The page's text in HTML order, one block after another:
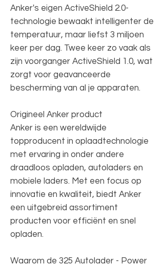
Anker's eigen ActiveShield 2.0-
technologie bewaakt intelligenter de
temperatuur, maar liefst 3 miljoen
keer per dag. Twee keer zo vaak als
zijn voorganger ActiveShield 1.0, wat
zorgt voor geavanceerde
bescherming van al je apparaten.
Origineel Anker product
Anker is een wereldwijde
topproducent in oplaadtechnologie
met ervaring in onder andere
draadloos opladen, autoladers en
mobiele laders. Met een focus op
innovatie en kwaliteit, biedt Anker
een uitgebreid assortiment
producten voor efficiënt en snel
opladen.
Waarom de 325 Autolader - Power